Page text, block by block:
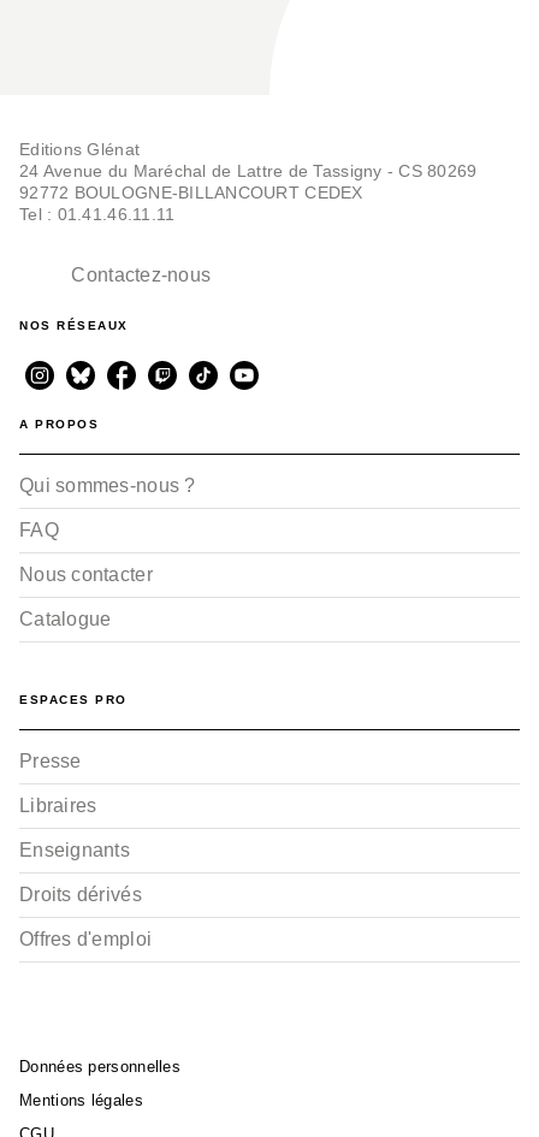
Editions Glénat
24 Avenue du Maréchal de Lattre de Tassigny - CS 80269
92772 BOULOGNE-BILLANCOURT CEDEX
Tel : 01.41.46.11.11
Contactez-nous
NOS RÉSEAUX
A PROPOS
Qui sommes-nous ?
FAQ
Nous contacter
Catalogue
ESPACES PRO
Presse
Libraires
Enseignants
Droits dérivés
Offres d'emploi
Données personnelles
Mentions légales